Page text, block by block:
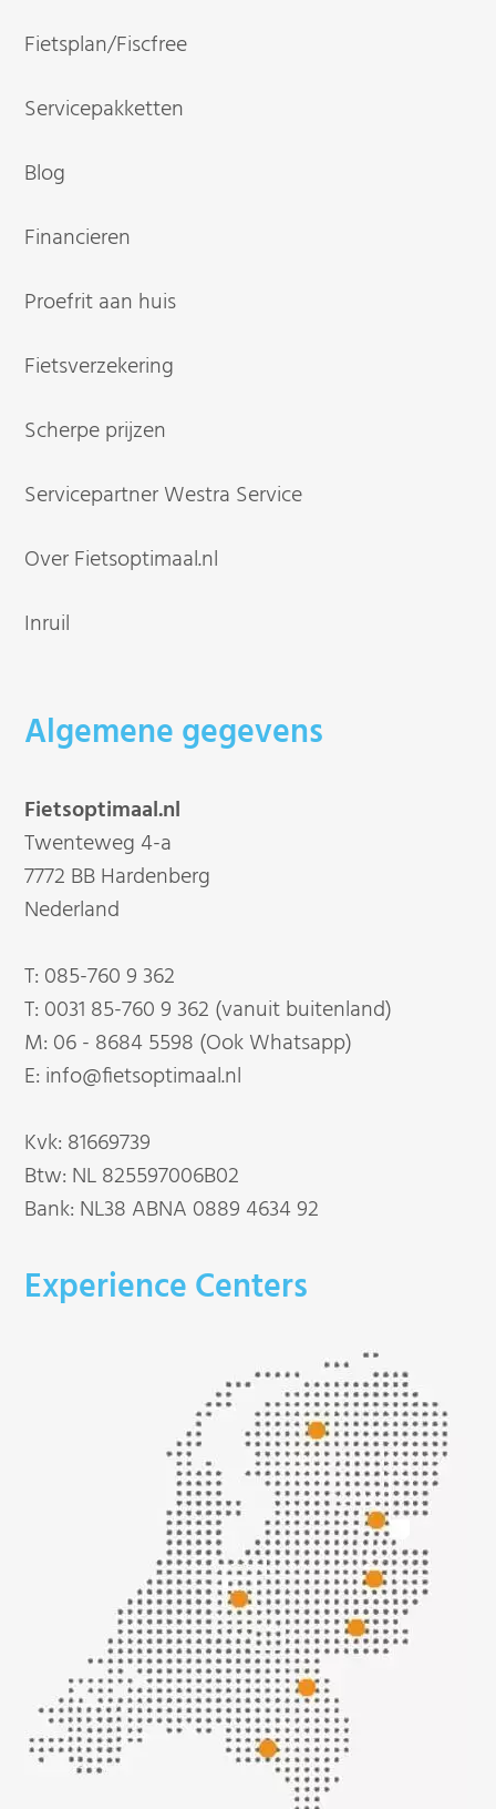
Fietsplan/Fiscfree
Servicepakketten
Blog
Financieren
Proefrit aan huis
Fietsverzekering
Scherpe prijzen
Servicepartner Westra Service
Over Fietsoptimaal.nl
Inruil
Algemene gegevens
Fietsoptimaal.nl
Twenteweg 4-a
7772 BB Hardenberg
Nederland
T: 085-760 9 362
T: 0031 85-760 9 362 (vanuit buitenland)
M: 06 - 8684 5598 (Ook Whatsapp)
E: info@fietsoptimaal.nl
Kvk: 81669739
Btw: NL 825597006B02
Bank: NL38 ABNA 0889 4634 92
Experience Centers